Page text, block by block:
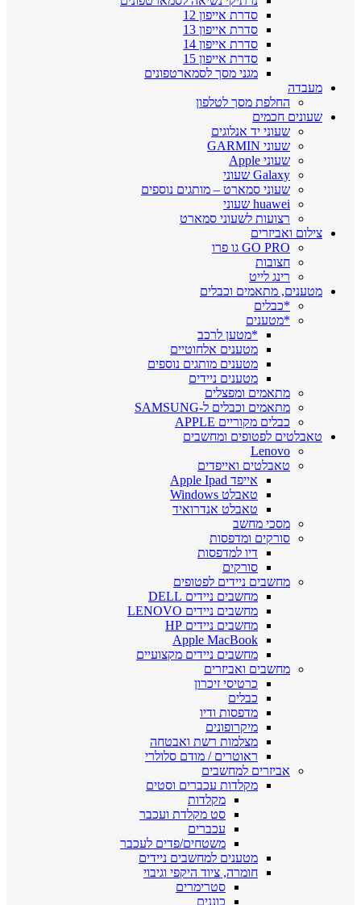
סדרת אייפון 12
סדרת אייפון 13
סדרת אייפון 14
סדרת אייפון 15
מגני מסך לסמארטפונים
מעבדה
החלפת מסך לטלפון
שעונים חכמים
שעוני יד אנלוגים
שעוני GARMIN
שעוני Apple
Galaxy שעוני
שעוני סמארט – מותגים נוספים
huawei שעוני
רצועות לשעוני סמארט
צילום ואביזרים
GO PRO גו פרו
חצובות
רינג לייט
מטענים, מתאמים וכבלים
*כבלים
*מטענים
*מטען לרכב
מטענים אלחוטיים
מטענים מותגים נוספים
מטענים ניידים
מתאמים ומפצלים
מתאמים וכבלים ל-SAMSUNG
כבלים מקוריים APPLE
טאבלטים לפטופים ומחשבים
Lenovo
טאבלטים ואייפדים
אייפד Apple Ipad
טאבלט Windows
טאבלט אנדרואיד
מסכי מחשב
סורקים ומדפסות
דיו למדפסות
סורקים
מחשבים ניידים לפטופים
מחשבים ניידים DELL
מחשבים ניידים LENOVO
מחשבים ניידים HP
Apple MacBook
מחשבים ניידים מקצועיים
מחשבים ואביזרים
כרטיסי זיכרון
כבלים
מדפסות ודיו
מיקרופונים
מצלמות רשת ואבטחה
ראוטרים / מודם סלולרי
אביזרים למחשבים
מקלדות עכברים וסטים
מקלדות
סט מקלדת ועכבר
עכברים
משטחים/פדים לעכבר
מטענים למחשבים ניידים
חומרה, ציוד היקפי וגיבוי
סטרימרים
כוננים